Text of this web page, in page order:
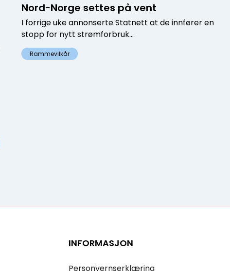
Nord-Norge settes på vent
I forrige uke annonserte Statnett at de innfører en
stopp for nytt strømforbruk...
Rammevilkår
INFORMASJON
Personvernserklæring